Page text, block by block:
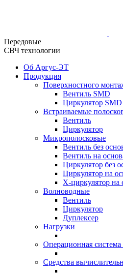
Передовые
СВЧ технологии
Об Аргус-ЭТ
Продукция
Поверхностного
Вентиль SMD
Циркулятор SMD
Встраиваемые
Вентиль
Циркулятор
Микрополосковые
Вентиль без
Вентиль на
Циркулятор без
Циркулятор на
Х-циркулятор на
Волноводные
Вентиль
Циркулятор
Дуплексер
Нагрузки
Операционная
Средства